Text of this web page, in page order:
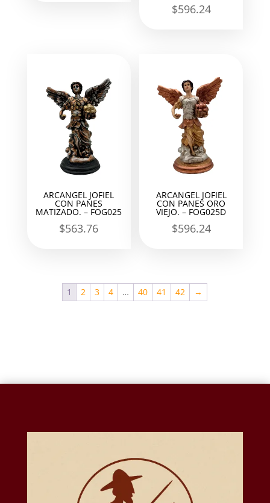
$596.24
ARCANGEL JOFIEL
CON PANES
MATIZADO. – FOG025
$563.76
ARCANGEL JOFIEL
CON PANES ORO
VIEJO. – FOG025D
$596.24
1 2 3 4 … 40 41 42 →